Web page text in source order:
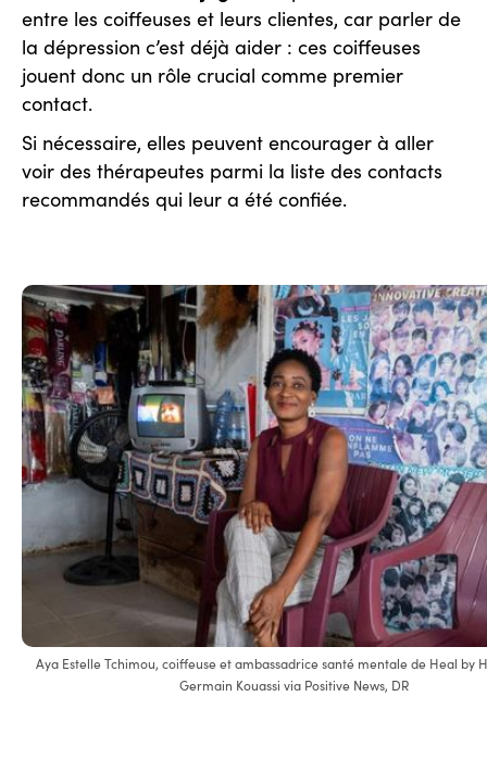
entre les coiffeuses et leurs clientes, car parler de
la dépression c’est déjà aider : ces coiffeuses
jouent donc un rôle crucial comme premier
contact.
Si nécessaire, elles peuvent encourager à aller
voir des thérapeutes parmi la liste des contacts
recommandés qui leur a été confiée.
Aya Estelle Tchimou, coiffeuse et ambassadrice santé mentale de Heal by
Germain Kouassi via Positive News, DR